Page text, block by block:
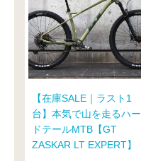
【在庫SALE｜ラスト1
台】本気で山を走るハー
ドテールMTB【GT
ZASKAR LT EXPERT】